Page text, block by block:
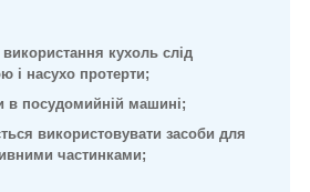
кухоль слід
і насухо протерти;
в посудомийній машині;
використовувати засоби для
частинками;